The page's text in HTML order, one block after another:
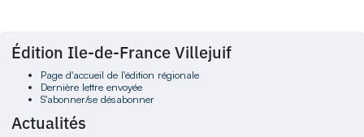
Édition Ile-de-France Villejuif
Page d'accueil de l'édition régionale
Dernière lettre envoyée
S'abonner/se désabonner
Actualités